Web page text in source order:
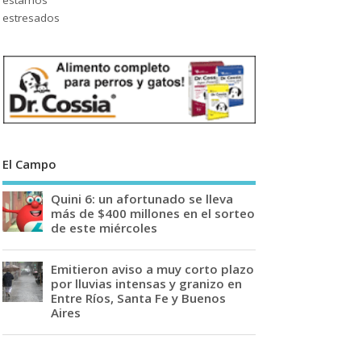
El Campo
Quini 6: un afortunado se lleva
más de $400 millones en el sorteo
de este miércoles
Emitieron aviso a muy corto plazo
por lluvias intensas y granizo en
Entre Ríos, Santa Fe y Buenos
Aires